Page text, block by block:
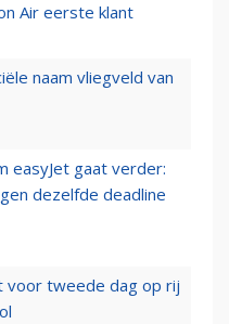
Air eerste klant
naam vliegveld van
easyJet gaat verder:
dezelfde deadline
voor tweede dag op rij